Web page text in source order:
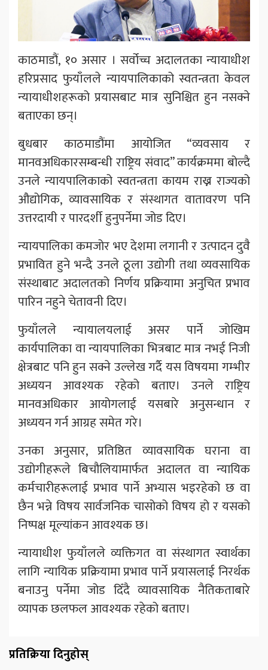
काठमाडौं, १० असार । सर्वोच्च अदालतका न्यायाधीश
हरिप्रसाद फुयाँलले न्यायपालिकाको स्वतन्त्रता केवल
न्यायाधीशहरूको प्रयासबाट मात्र सुनिश्चित हुन नसक्ने
बताएका छन्।
बुधबार काठमाडौंमा आयोजित “व्यवसाय र
मानवअधिकारसम्बन्धी राष्ट्रिय संवाद” कार्यक्रममा बोल्दै
उनले न्यायपालिकाको स्वतन्त्रता कायम राख्न राज्यको
औद्योगिक, व्यावसायिक र संस्थागत वातावरण पनि
उत्तरदायी र पारदर्शी हुनुपर्नेमा जोड दिए।
न्यायपालिका कमजोर भए देशमा लगानी र उत्पादन दुवै
प्रभावित हुने भन्दै उनले ठूला उद्योगी तथा व्यवसायिक
संस्थाबाट अदालतको निर्णय प्रक्रियामा अनुचित प्रभाव
पारिन नहुने चेतावनी दिए।
फुयाँलले न्यायालयलाई असर पार्ने जोखिम
कार्यपालिका वा न्यायपालिका भित्रबाट मात्र नभई निजी
क्षेत्रबाट पनि हुन सक्ने उल्लेख गर्दै यस विषयमा गम्भीर
अध्ययन आवश्यक रहेको बताए। उनले राष्ट्रिय
मानवअधिकार आयोगलाई यसबारे अनुसन्धान र
अध्ययन गर्न आग्रह समेत गरे।
उनका अनुसार, प्रतिष्ठित व्यावसायिक घराना वा
उद्योगीहरूले बिचौलियामार्फत अदालत वा न्यायिक
कर्मचारीहरूलाई प्रभाव पार्ने अभ्यास भइरहेको छ वा
छैन भन्ने विषय सार्वजनिक चासोको विषय हो र यसको
निष्पक्ष मूल्यांकन आवश्यक छ।
न्यायाधीश फुयाँलले व्यक्तिगत वा संस्थागत स्वार्थका
लागि न्यायिक प्रक्रियामा प्रभाव पार्ने प्रयासलाई निरर्थक
बनाउनु पर्नेमा जोड दिँदै व्यावसायिक नैतिकताबारे
व्यापक छलफल आवश्यक रहेको बताए।
प्रतिक्रिया दिनुहोस्